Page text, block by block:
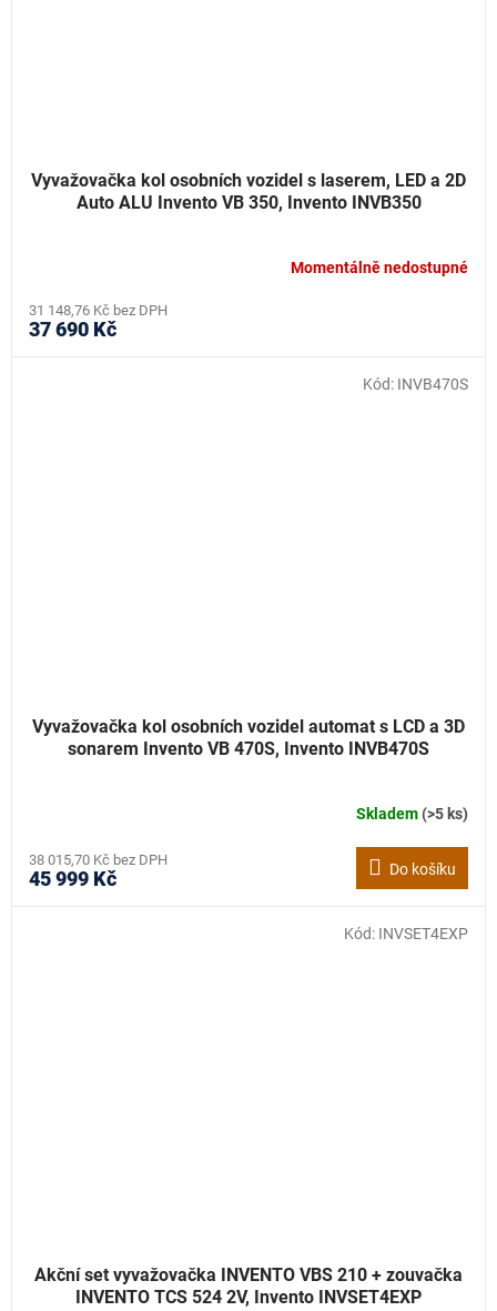
Vyvažovačka kol osobních vozidel s laserem, LED a 2D
Auto ALU Invento VB 350, Invento INVB350
Momentálně nedostupné
31 148,76 Kč bez DPH
37 690 Kč
Vyvažovačka kol osobních vozidel automat s LCD a 3D
sonarem Invento VB 470S, Invento INVB470S
Skladem(>5 ks)
38 015,70 Kč bez DPH
45 999 Kč Do košíku
Kód: INVB470S
Akční set vyvažovačka INVENTO VBS 210 + zouvačka
INVENTO TCS 524 2V, Invento INVSET4EXP
Kód: INVSET4EXP